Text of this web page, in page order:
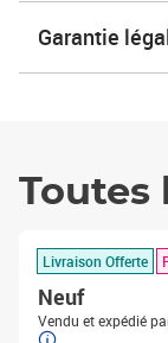
Garantie
Toutes
Livraison Offerte
Neuf
Vendu et expédié